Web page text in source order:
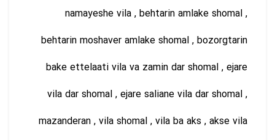
namayeshe vila , behtarin amlake shomal ,
behtarin moshaver amlake shomal , bozorgtarin
bake ettelaati vila va zamin dar shomal , ejare
vila dar shomal , ejare saliane vila dar shomal ,
mazanderan , vila shomal , vila ba aks , akse vila